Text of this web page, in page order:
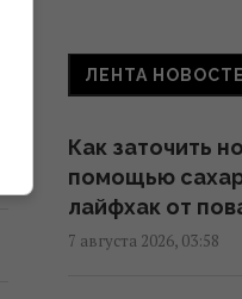
Миф развенчан:
самом деле
22:12 четверг, 06
Анчоусы или
ЛЕНТА
Как заточить
помощью
лайфхак от
7 августа 2026, 03:58